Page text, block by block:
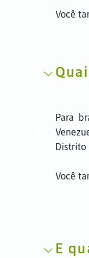
Você
Para
Distrito
Você
E